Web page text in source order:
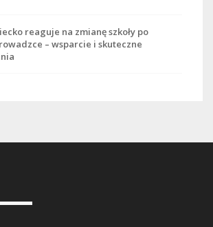
reaguje na zmianę szkoły po
– wsparcie i skuteczne